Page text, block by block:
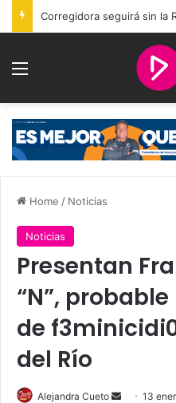
Menu
Home / Noticias
Noticias
Presentan
“N”,
de
del Río
Alejandra Cueto
Send13